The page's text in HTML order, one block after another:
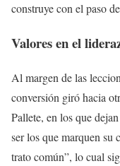
construye con el paso
Valores en el
Al margen de las
conversión giró hacia
Pallete, en los que
ser los que marquen su
trato común”, lo cual